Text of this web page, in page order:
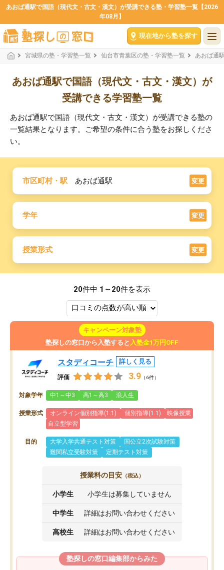
あおば通駅で国語（現代文・古文・漢文）が受講できる塾・学習塾一覧【2026
年08月】
現在地から塾を探す
宮城県の塾・学習塾一覧 仙台市青葉区の塾・学習塾一覧 あおば通
あおば通駅で国語（現代文・古文・漢文）が
受講できる学習塾一覧
あおば通駅で国語（現代文・古文・漢文）が受講できる塾の
一覧結果となります。ご希望の条件に合う塾をお探しくださ
い。
市区町村・駅 あおば通駅 変更
学年 変更
授業形式 変更
20件中 1～20件を表示
キャンペーン対象塾
塾探しの窓口から入塾すると 入塾金1万円OFF
スタディコーチ 詳しく見る
評価 3.9 （6件）
対象学年 中1～中3 高1～高3 浪人生
授業形式 オンライン個別指導(1:1) 個別指導(1:1)
映像授業
自立型学習
目的 大学入学共通テスト対策
国公立2次試験対策
難関私立受験対策
定期テスト対策
授業料の目安 （税込）
小学生 小学生は募集していません
中学生 詳細はお問い合わせください
高校生 詳細はお問い合わせください
塾探しの窓口編集部からみた